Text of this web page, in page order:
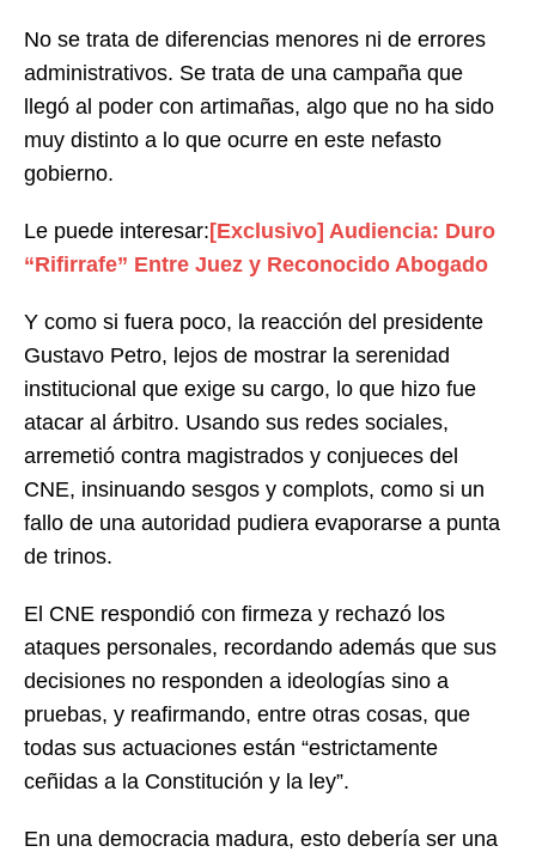
No se trata de diferencias menores ni de errores
administrativos. Se trata de una campaña que
llegó al poder con artimañas, algo que no ha sido
muy distinto a lo que ocurre en este nefasto
gobierno.
Le puede interesar:[Exclusivo] Audiencia: Duro
“Rifirrafe” Entre Juez y Reconocido Abogado
Y como si fuera poco, la reacción del presidente
Gustavo Petro, lejos de mostrar la serenidad
institucional que exige su cargo, lo que hizo fue
atacar al árbitro. Usando sus redes sociales,
arremetió contra magistrados y conjueces del
CNE, insinuando sesgos y complots, como si un
fallo de una autoridad pudiera evaporarse a punta
de trinos.
El CNE respondió con firmeza y rechazó los
ataques personales, recordando además que sus
decisiones no responden a ideologías sino a
pruebas, y reafirmando, entre otras cosas, que
todas sus actuaciones están “estrictamente
ceñidas a la Constitución y la ley”.
En una democracia madura, esto debería ser una